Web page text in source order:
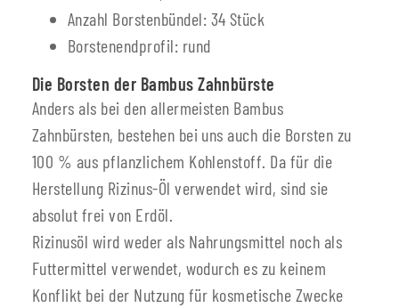
Anzahl Borstenbündel: 34 Stück
Borstenendprofil: rund
Die Borsten der Bambus Zahnbürste
Anders als bei den allermeisten Bambus
Zahnbürsten, bestehen bei uns auch die Borsten zu
100 % aus pflanzlichem Kohlenstoff. Da für die
Herstellung Rizinus-Öl verwendet wird, sind sie
absolut frei von Erdöl.
Rizinusöl wird weder als Nahrungsmittel noch als
Futtermittel verwendet, wodurch es zu keinem
Konflikt bei der Nutzung für kosmetische Zwecke